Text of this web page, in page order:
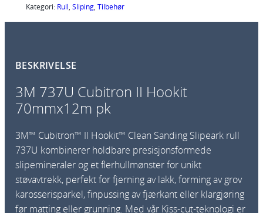
U
C
i
r
o
I
I
H
o
o
Kategori: Rull, Sliping, Tilbehør
BESKRIVELSE
3M 737U Cubitron II Hookit
70mmx12m pk
3M™ Cubitron™ II Hookit™ Clean Sanding Slipeark rull
737U kombinerer holdbare presisjonsformede
slipemineraler og et flerhullmønster for unikt
støvavtrekk, perfekt for fjerning av lakk, forming av grov
karosserisparkel, finpussing av fjærkant eller klargjøring
før matting eller grunning. Med vår Kiss-cut-teknologi er